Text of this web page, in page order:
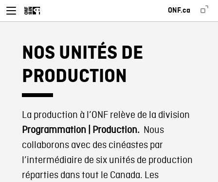
ONF.ca
NOS UNITÉS DE
PRODUCTION
La production à l’ONF relève de la division
Programmation | Production. Nous
collaborons avec des cinéastes par
l’intermédiaire de six unités de production
réparties dans tout le Canada. Les